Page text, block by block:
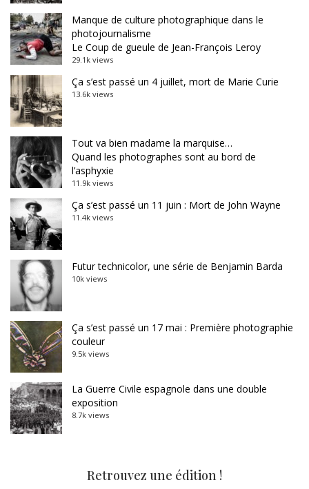
Manque de culture photographique dans le
photojournalisme
Le Coup de gueule de Jean-François Leroy
29.1k views
Ça s’est passé un 4 juillet, mort de Marie Curie
13.6k views
Tout va bien madame la marquise…
Quand les photographes sont au bord de
l’asphyxie
11.9k views
Ça s’est passé un 11 juin : Mort de John Wayne
11.4k views
Futur technicolor, une série de Benjamin Barda
10k views
Ça s’est passé un 17 mai : Première photographie
couleur
9.5k views
La Guerre Civile espagnole dans une double
exposition
8.7k views
Retrouvez une édition !